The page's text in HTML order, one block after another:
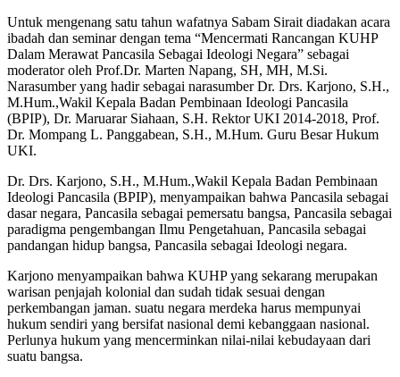
Untuk mengenang satu tahun wafatnya Sabam Sirait diadakan acara
ibadah dan seminar dengan tema “Mencermati Rancangan KUHP
Dalam Merawat Pancasila Sebagai Ideologi Negara” sebagai
moderator oleh Prof.Dr. Marten Napang, SH, MH, M.Si.
Narasumber yang hadir sebagai narasumber Dr. Drs. Karjono, S.H.,
M.Hum.,Wakil Kepala Badan Pembinaan Ideologi Pancasila
(BPIP), Dr. Maruarar Siahaan, S.H. Rektor UKI 2014-2018, Prof.
Dr. Mompang L. Panggabean, S.H., M.Hum. Guru Besar Hukum
UKI.
Dr. Drs. Karjono, S.H., M.Hum.,Wakil Kepala Badan Pembinaan
Ideologi Pancasila (BPIP), menyampaikan bahwa Pancasila sebagai
dasar negara, Pancasila sebagai pemersatu bangsa, Pancasila sebagai
paradigma pengembangan Ilmu Pengetahuan, Pancasila sebagai
pandangan hidup bangsa, Pancasila sebagai Ideologi negara.
Karjono menyampaikan bahwa KUHP yang sekarang merupakan
warisan penjajah kolonial dan sudah tidak sesuai dengan
perkembangan jaman. suatu negara merdeka harus mempunyai
hukum sendiri yang bersifat nasional demi kebanggaan nasional.
Perlunya hukum yang mencerminkan nilai-nilai kebudayaan dari
suatu bangsa.